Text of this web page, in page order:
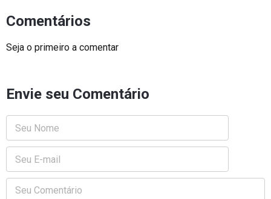
Comentários
Seja o primeiro a comentar
Envie seu Comentário